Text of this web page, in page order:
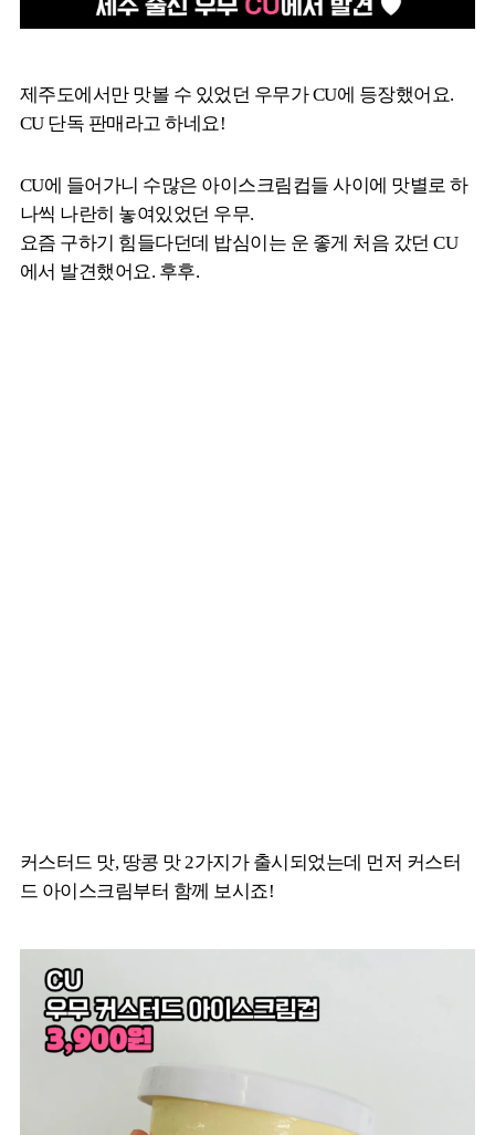
제주도에서만 맛볼 수 있었던 우무가 CU에 등장했어요.
CU 단독 판매라고 하네요!
CU에 들어가니 수많은 아이스크림컵들 사이에 맛별로 하
나씩 나란히 놓여있었던 우무.
요즘 구하기 힘들다던데 밥심이는 운 좋게 처음 갔던 CU
에서 발견했어요. 후후.
커스터드 맛, 땅콩 맛 2가지가 출시되었는데 먼저 커스터
드 아이스크림부터 함께 보시죠!